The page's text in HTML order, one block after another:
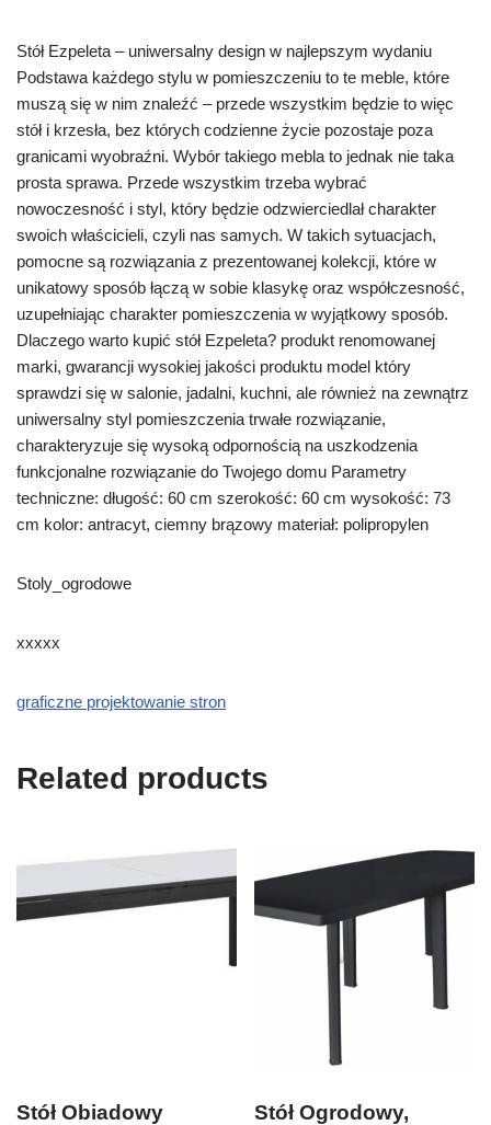
Stół Ezpeleta – uniwersalny design w najlepszym wydaniu
Podstawa każdego stylu w pomieszczeniu to te meble, które
muszą się w nim znaleźć – przede wszystkim będzie to więc
stół i krzesła, bez których codzienne życie pozostaje poza
granicami wyobraźni. Wybór takiego mebla to jednak nie taka
prosta sprawa. Przede wszystkim trzeba wybrać
nowoczesność i styl, który będzie odzwierciedlał charakter
swoich właścicieli, czyli nas samych. W takich sytuacjach,
pomocne są rozwiązania z prezentowanej kolekcji, które w
unikatowy sposób łączą w sobie klasykę oraz współczesność,
uzupełniając charakter pomieszczenia w wyjątkowy sposób.
Dlaczego warto kupić stół Ezpeleta? produkt renomowanej
marki, gwarancji wysokiej jakości produktu model który
sprawdzi się w salonie, jadalni, kuchni, ale również na zewnątrz
uniwersalny styl pomieszczenia trwałe rozwiązanie,
charakteryzuje się wysoką odpornością na uszkodzenia
funkcjonalne rozwiązanie do Twojego domu Parametry
techniczne: długość: 60 cm szerokość: 60 cm wysokość: 73
cm kolor: antracyt, ciemny brązowy materiał: polipropylen
Stoly_ogrodowe
xxxxx
graficzne projektowanie stron
Related products
Stół Obiadowy
Stół Ogrodowy,